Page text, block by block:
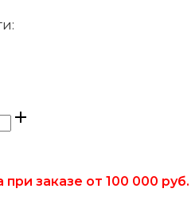
заказе от 100 000 руб.